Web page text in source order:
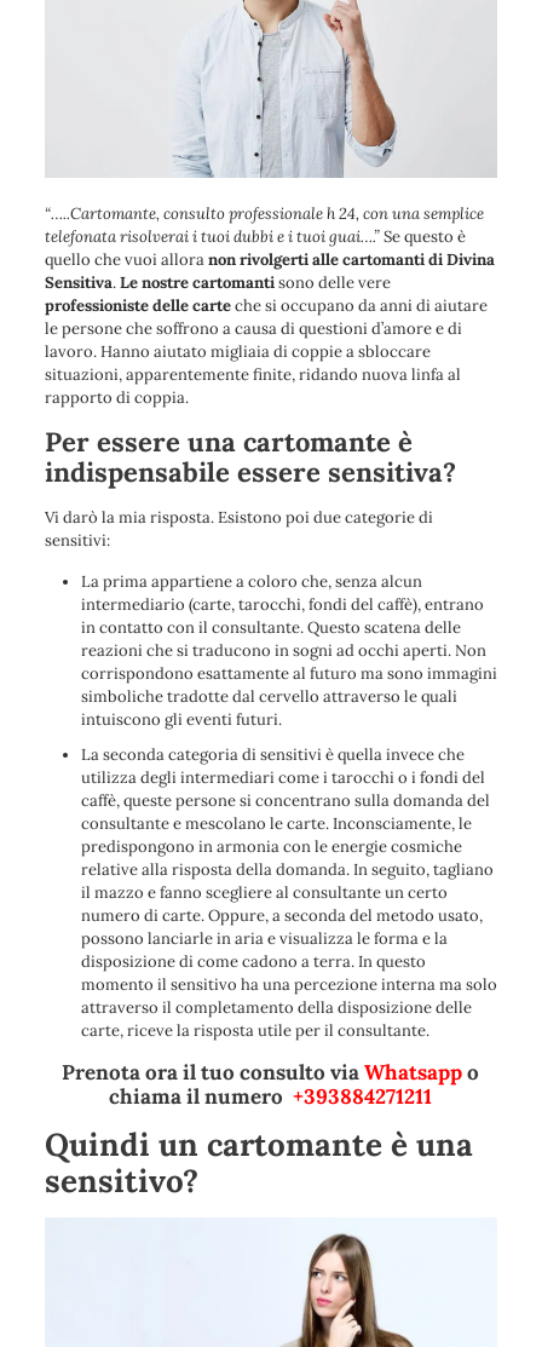
“…..Cartomante, consulto professionale h 24, con una semplice
telefonata risolverai i tuoi dubbi e i tuoi guai….”Se questo è
quello che vuoi alloranon rivolgerti alle cartomanti di Divina
Sensitiva.Le nostre cartomantisono delle vere
professioniste delle carteche si occupano da anni diaiutare
le persone che soffrono a causa di questioni d’amore e di
lavoro. Hanno aiutato migliaia di coppie a sbloccare
situazioni, apparentemente finite, ridando nuova linfa al
rapporto di coppia.
Per essere una cartomante è
indispensabile essere sensitiva?
Vi darò la mia risposta. Esistono poi due categorie di
sensitivi:
La prima appartiene a coloro che, senza alcun
intermediario (carte, tarocchi, fondi del caffè), entrano
in contatto con il consultante. Questo scatena delle
reazioni che si traducono in sogni ad occhi aperti. Non
corrispondono esattamente al futuro ma sono immagini
simboliche tradotte dal cervello attraverso le quali
intuiscono gli eventi futuri.
La seconda categoria di sensitivi è quella invece che
utilizza degli intermediari come i tarocchi o i fondi del
caffè, queste persone si concentrano sulla domanda del
consultante e mescolano le carte. Inconsciamente, le
predispongono in armonia con le energie cosmiche
relative alla risposta della domanda. In seguito, tagliano
il mazzo e fanno scegliere al consultante un certo
numero di carte. Oppure, a seconda del metodo usato,
possono lanciarle in aria e visualizza le forma e la
disposizione di come cadono a terra. In questo
momento il sensitivo ha una percezione interna ma solo
attraverso il completamento della disposizione delle
carte, riceve la risposta utile per il consultante.
Prenota ora il tuo consulto viaWhatsappo
chiama il numero+393884271211
Quindi un cartomante è una
sensitivo?